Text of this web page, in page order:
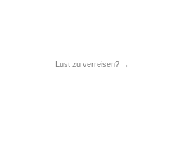
Lust zu verreisen? →